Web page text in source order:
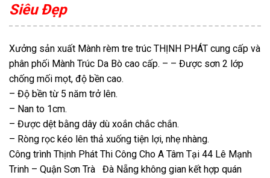
Siêu Đẹp
Xưởng sản xuất Mành rèm tre trúc THỊNH PHÁT cung cấp và
phân phối Mành Trúc Da Bò cao cấp. – – Được sơn 2 lớp
chống mối mọt, độ bền cao.
– Độ bền từ 5 năm trở lên.
– Nan to 1cm.
– Được dệt bằng dây dù xoắn chắc chắn.
– Ròng rọc kéo lên thả xuống tiện lợi, nhẹ nhàng.
Công trình Thịnh Phát Thi Công Cho A Tâm Tại 44 Lê Mạnh
Trinh – Quận Sơn Trà Đà Nẵng không gian kết hợp quán